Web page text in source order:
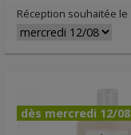
Réception souhaitée le
dès mercredi 12/08